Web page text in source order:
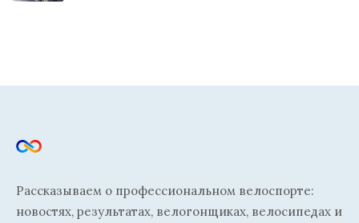
Рассказываем о профессиональном велоспорте:
новостях, результатах, велогонщиках, велосипедах и